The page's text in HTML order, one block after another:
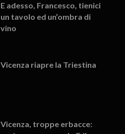
E adesso, Francesco, tienici
un tavolo ed un’ombra di
vino
Vicenza riapre la Triestina
Vicenza, troppe erbacce: